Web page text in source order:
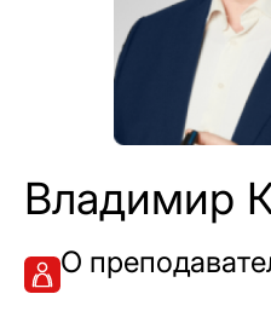
Владимир
О